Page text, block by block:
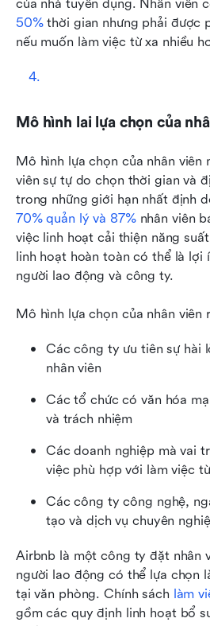
50% thời gian nhưng phải được
nếu muốn làm việc từ xa nhiều
Mô hình lai lựa chọn của
Mô hình lựa chọn của nhân viên
viên sự tự do chọn thời gian và
70% quản lý và 87% nhân viên
việc linh hoạt cải thiện năng
linh hoạt hoàn toàn có thể là lợi
người lao động và công ty.
Mô hình lựa chọn của nhân viên
Các công ty ưu tiên sự hài
nhân viên
Các tổ chức có văn hóa
và trách nhiệm
Các doanh nghiệp mà vai
việc phù hợp với làm việc
Các công ty công nghệ,
tạo và dịch vụ chuyên
Airbnb là một công ty đặt nhân
người lao động có thể lựa chọn
tại văn phòng. Chính sách làm
gồm các quy định linh hoạt bổ